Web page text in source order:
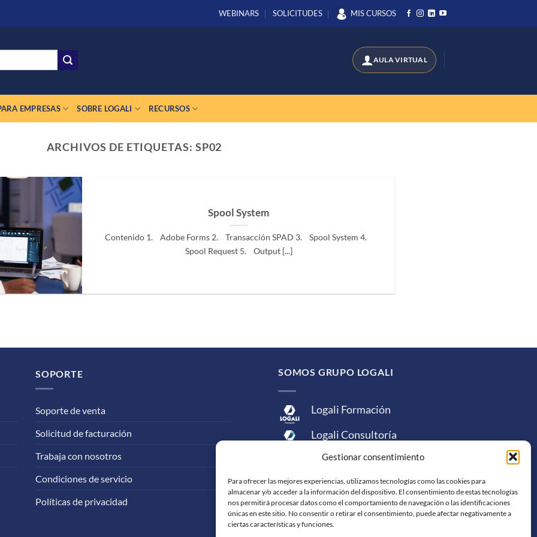
Gestionar consentimiento
Para ofrecer las mejores experiencias, utilizamos tecnologías como las cookies para
almacenar y/o acceder a la información del dispositivo. El consentimiento de estas tecnologías
nos permitirá procesar datos como el comportamiento de navegación o las identificaciones
únicas en este sitio. No consentir o retirar el consentimiento, puede afectar negativamente a
ciertas características y funciones.
WEBINARS SOLICITUDES MIS CURSOS
EMPRESAS SOBRE LOGALI RECURSOS
ARCHIVOS DE ETIQUETAS: SP02
Spool System
Contenido 1. Adobe Forms 2. Transacción SPAD 3. Spool System 4.
Spool Request 5. Output [...]
SOPORTE
Soporte de venta
Solicitud de facturación
Trabaja con nosotros
Condiciones de servicio
Políticas de privacidad
SOMOS GRUPO LOGALI
Logali Formación
Logali Consultoría
Logali Ingeniería